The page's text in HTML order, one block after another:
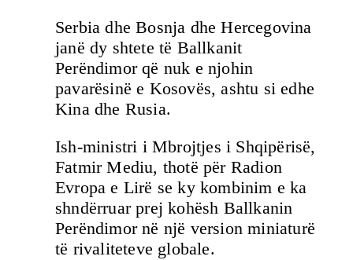
Serbia dhe Bosnja dhe Hercegovina
janë dy shtete të Ballkanit
Perëndimor që nuk e njohin
pavarësinë e Kosovës, ashtu si edhe
Kina dhe Rusia.
Ish-ministri i Mbrojtjes i Shqipërisë,
Fatmir Mediu, thotë për Radion
Evropa e Lirë se ky kombinim e ka
shndërruar prej kohësh Ballkanin
Perëndimor në një version miniaturë
të rivaliteteve globale.